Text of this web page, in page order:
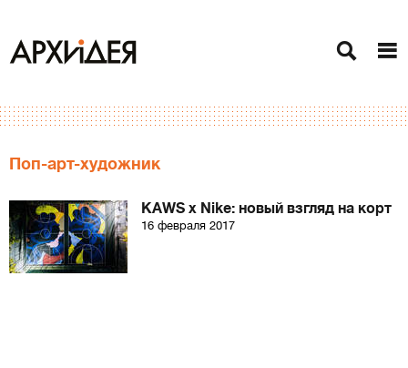
Поп-арт-художник
KAWS х Nike: новый взгляд на корт
16 февраля 2017